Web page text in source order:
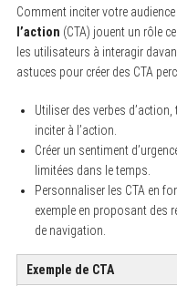
Comment inciter votre
l’action (CTA) jouent un rôle
les utilisateurs à interagir
astuces pour créer des CTA
Utiliser des verbes d’action,
inciter à l’action.
Créer un sentiment
limitées dans le temps.
Personnaliser les CTA en
exemple en proposant des
de navigation.
Exemple de CTA